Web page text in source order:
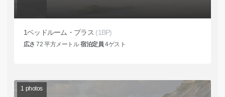
1ベッドルーム・プラス (1BP)
広さ 72 平方メートル宿泊定員 4ゲスト
1 photos